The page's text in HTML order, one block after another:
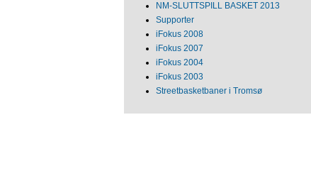
NM‐SLUTTSPILL BASKET 2013
Supporter
iFokus 2008
iFokus 2007
iFokus 2004
iFokus 2003
Streetbasketbaner i Tromsø